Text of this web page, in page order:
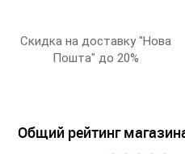
Скидка на доставку "Нова
Пошта" до 20%
Общий рейтинг